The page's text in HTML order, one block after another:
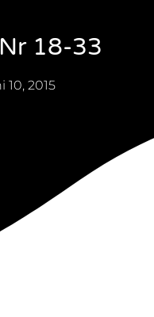
18-33
10, 2015